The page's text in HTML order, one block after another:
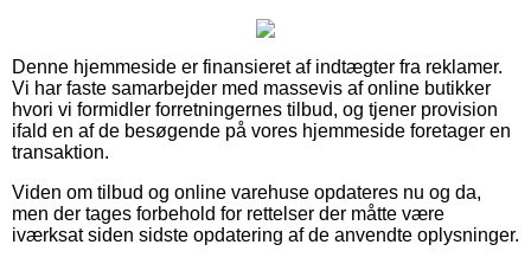
Denne hjemmeside er finansieret af indtægter fra reklamer.
Vi har faste samarbejder med massevis af online butikker
hvori vi formidler forretningernes tilbud, og tjener provision
ifald en af de besøgende på vores hjemmeside foretager en
transaktion.
Viden om tilbud og online varehuse opdateres nu og da,
men der tages forbehold for rettelser der måtte være
iværksat siden sidste opdatering af de anvendte oplysninger.